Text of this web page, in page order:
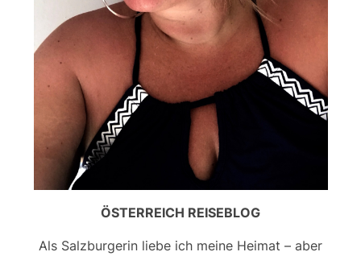
ÖSTERREICH REISEBLOG
Als Salzburgerin liebe ich meine Heimat – aber